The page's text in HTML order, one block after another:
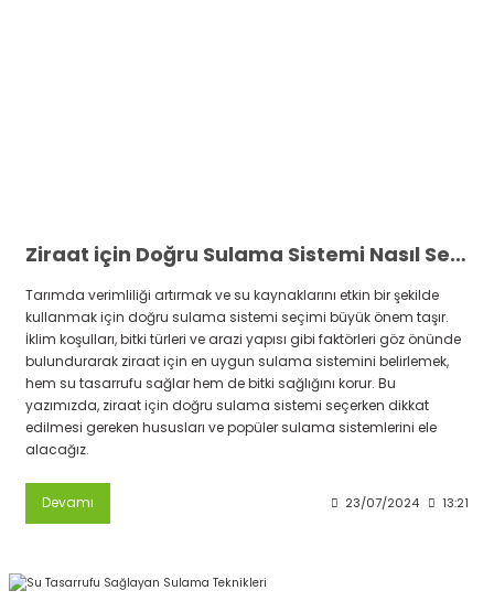
Ziraat için Doğru Sulama Sistemi Nasıl Seçilir
Tarımda verimliliği artırmak ve su kaynaklarını etkin bir şekilde
kullanmak için doğru sulama sistemi seçimi büyük önem taşır.
İklim koşulları, bitki türleri ve arazi yapısı gibi faktörleri göz önünde
bulundurarak ziraat için en uygun sulama sistemini belirlemek,
hem su tasarrufu sağlar hem de bitki sağlığını korur. Bu
yazımızda, ziraat için doğru sulama sistemi seçerken dikkat
edilmesi gereken hususları ve popüler sulama sistemlerini ele
alacağız.
Devamı 23/07/2024 13:21